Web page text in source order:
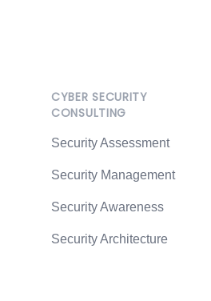
CYBER SECURITY
CONSULTING
Security Assessment
Security Management
Security Awareness
Security Architecture